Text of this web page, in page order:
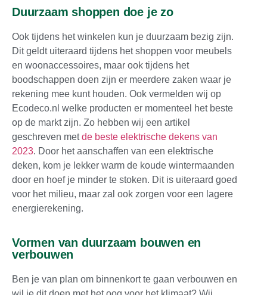
Duurzaam shoppen doe je zo
Ook tijdens het winkelen kun je duurzaam bezig zijn.
Dit geldt uiteraard tijdens het shoppen voor meubels
en woonaccessoires, maar ook tijdens het
boodschappen doen zijn er meerdere zaken waar je
rekening mee kunt houden. Ook vermelden wij op
Ecodeco.nl welke producten er momenteel het beste
op de markt zijn. Zo hebben wij een artikel
geschreven metde beste elektrische dekens van
2023. Door het aanschaffen van een elektrische
deken, kom je lekker warm de koude wintermaanden
door en hoef je minder te stoken. Dit is uiteraard goed
voor het milieu, maar zal ook zorgen voor een lagere
energierekening.
Vormen van duurzaam bouwen en
verbouwen
Ben je van plan om binnenkort te gaan verbouwen en